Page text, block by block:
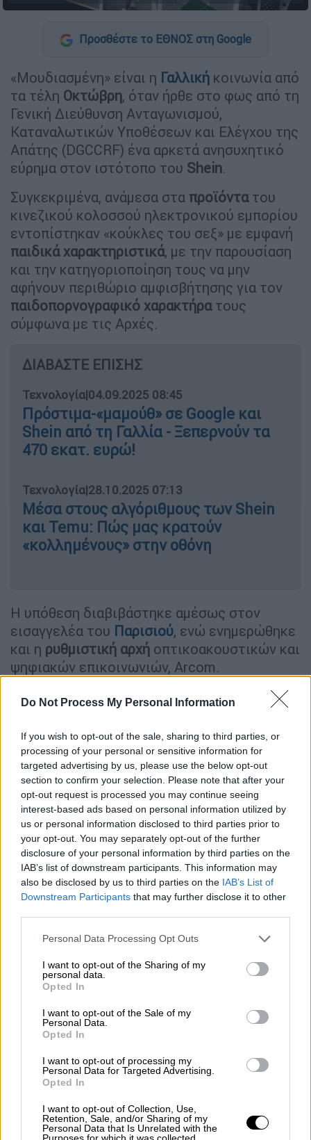
Do Not Process My Personal Information
If you wish to opt-out of the sale, sharing to third parties, or
processing of your personal or sensitive information for
targeted advertising by us, please use the below opt-out
section to confirm your selection. Please note that after your
opt-out request is processed you may continue seeing
interest-based ads based on personal information utilized by
us or personal information disclosed to third parties prior to
your opt-out. You may separately opt-out of the further
disclosure of your personal information by third parties on the
IAB’s list of downstream participants. This information may
also be disclosed by us to third parties on the IAB’s List of
Downstream Participants that may further disclose it to other
Please note that this website/app uses one or more Google
not limited to your visit or usage behaviour. You may click to
grant or deny consent to Google and its third-party tags to
use your data for below specified purposes in below Google
consent section.
Personal Data Processing Opt Outs
I want to opt-out of the Sharing of my
personal data.
Opted In
I want to opt-out of the Sale of my
Personal Data.
Opted In
I want to opt-out of processing my
Personal Data for Targeted Advertising.
Opted In
I want to opt-out of Collection, Use,
Retention, Sale, and/or Sharing of my
Personal Data that Is Unrelated with the
Purposes for which it was collected.
Προσθέστε το ΕΘΝΟΣ στη Google
«Μουδιασμένη» είναι η Γαλλική κοινωνία από
τα τέλη Οκτώβρη, όταν ήρθε στο φως από τη
Γενική Διεύθυνση Ανταγωνισμού,
Καταναλωτικών Υποθέσεων και Ελέγχου της
Απάτης (DGCCRF) ένα αρκετά ανησυχητικό
εύρημα στον ιστότοπο του Shein.
Συγκεκριμένα, ανάμεσα στα προϊόντατου
κινεζικού κολοσσού ηλεκτρονικού εμπορίου
εντοπίστηκαν «κούκλες του σεξ» με εμφανή
παιδικά χαρακτηριστικά, με την παρουσίαση
και την κατηγοριοποίηση τους να μην
αφήνουν περιθώριο αμφισβήτησης για τον
παιδοπορνογραφικό χαρακτήρατους
σύμφωνα με τις Αρχές.
ΔΙΑΒΑΣΤΕ ΕΠΙΣΗΣ
Τεχνολογία|04.09.2025 08:45
Πρόστιμα-«μαμούθ» σε Google και
Shein από τη Γαλλία - Ξεπερνούν τα
470 εκατ. ευρώ!
Τεχνολογία|28.10.2025 07:13
Μέσα στους αλγόριθμους των Shein
και Temu: Πώς μας κρατούν
«κολλημένους» στην οθόνη
Η υπόθεση διαβιβάστηκε αμέσως στον
εισαγγελέα του Παρισιού, ενώ ενημερώθηκε
και η ρυθμιστική αρχή οπτικοακουστικών και
ψηφιακών επικοινωνιών, Arcom.
Με βάση τη γαλλική νομοθεσία, η διανομή
παιδικής πορνογραφίας επισύρει
φυλάκισης έως 7 έτηκαι πρόστιμο100.000
ευρώ, ενώ η μη εφαρμογή φίλτρων
ασφαλείας μπορεί να οδηγήσει σεεπιπλέον
ποινές.
Τι υποστήριξε η Shein
Η Shein, σε ανακοίνωσή της, υποστήριξε ότι
τα επίμαχα προϊόντααποσύρθηκαν αμέσως
μόλις εντοπίστηκαν και διαβεβαίωσε ότι
εφαρμόζει «πολιτικήμηδενικής ανοχής» σε
τέτοια ζητήματα. Παράλληλα, ανακοίνωσε
την έναρξη εσωτερικής έρευνας
κατάφεραν να παρακάμψουν τους
μηχανισμούς ελέγχου της πλατφόρμας. Η
εταιρεία δεσμεύτηκε επίσης να
επανεξετάσει συνολικά τις διαδικασίες της,
ώστε να εντοπιστούν και να αφαιρεθούν
τυχόν παρόμοια προϊόντα που μπορεί να
έχουν αναρτηθεί από
πωλητές.
Η αποκάλυψη προκάλεσε έντονες
αντιδράσειςστη γαλλική κοινωνία και